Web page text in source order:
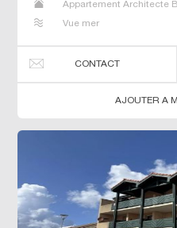
Appartement Architecte
T2 T3 Villa
Vue mer
CONTACT
AJOUTER A